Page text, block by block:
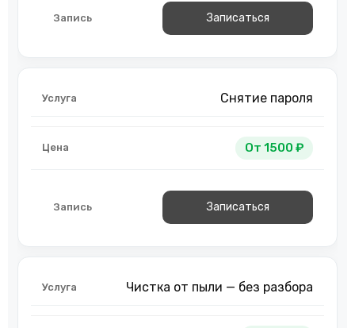
Записаться
Снятие пароля
От 1500 ₽
Записаться
Чистка от пыли — без разбора